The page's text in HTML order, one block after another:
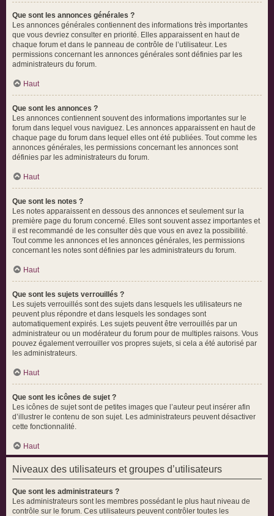
Que sont les annonces générales ?
Les annonces générales contiennent des informations très importantes
que vous devriez consulter en priorité. Elles apparaissent en haut de
chaque forum et dans le panneau de contrôle de l’utilisateur. Les
permissions concernant les annonces générales sont définies par les
administrateurs du forum.
Haut
Que sont les annonces ?
Les annonces contiennent souvent des informations importantes sur le
forum dans lequel vous naviguez. Les annonces apparaissent en haut de
chaque page du forum dans lequel elles ont été publiées. Tout comme les
annonces générales, les permissions concernant les annonces sont
définies par les administrateurs du forum.
Haut
Que sont les notes ?
Les notes apparaissent en dessous des annonces et seulement sur la
première page du forum concerné. Elles sont souvent assez importantes et
il est recommandé de les consulter dès que vous en avez la possibilité.
Tout comme les annonces et les annonces générales, les permissions
concernant les notes sont définies par les administrateurs du forum.
Haut
Que sont les sujets verrouillés ?
Les sujets verrouillés sont des sujets dans lesquels les utilisateurs ne
peuvent plus répondre et dans lesquels les sondages sont
automatiquement expirés. Les sujets peuvent être verrouillés par un
administrateur ou un modérateur du forum pour de multiples raisons. Vous
pouvez également verrouiller vos propres sujets, si cela a été autorisé par
les administrateurs.
Haut
Que sont les icônes de sujet ?
Les icônes de sujet sont de petites images que l’auteur peut insérer afin
d’illustrer le contenu de son sujet. Les administrateurs peuvent désactiver
cette fonctionnalité.
Haut
Niveaux des utilisateurs et groupes d’utilisateurs
Que sont les administrateurs ?
Les administrateurs sont les membres possédant le plus haut niveau de
contrôle sur le forum. Ces utilisateurs peuvent contrôler toutes les